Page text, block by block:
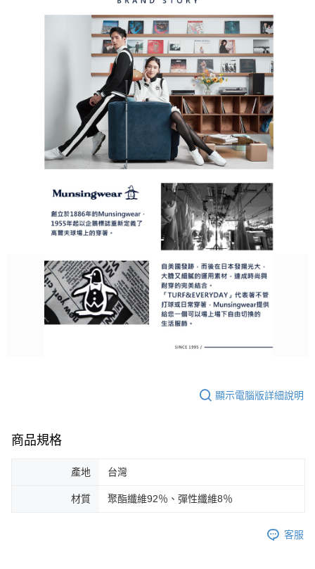
顯示電腦版詳細說明
商品規格
產地 台灣
材質 聚酯纖維92％、彈性纖維8％
客服